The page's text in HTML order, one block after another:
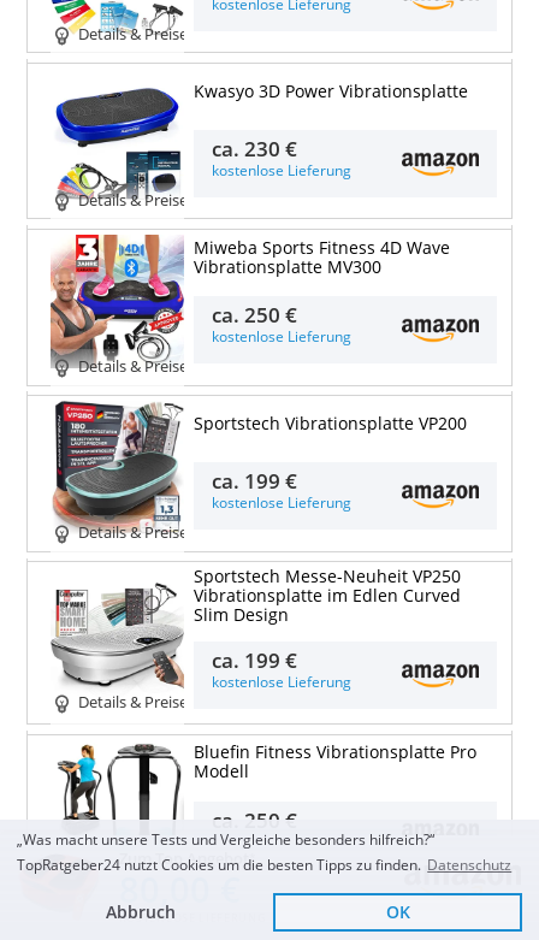
Zum Top Angebot
KOSTENLOSE LIEFERUNG
Details & Preise
kostenlose Lieferung
Details & Preise
Kwasyo 3D Power Vibrationsplatte
ca.230 €
kostenlose Lieferung
Details & Preise
Miweba Sports Fitness 4D Wave
Vibrationsplatte MV300
ca.250 €
kostenlose Lieferung
Details & Preise
Sportstech Vibrationsplatte VP200
ca. 199 €
kostenlose Lieferung
Details & Preise
Sportstech Messe-Neuheit VP250
Vibrationsplatte im Edlen Curved
Slim Design
ca. 199 €
kostenlose Lieferung
Details & Preise
Bluefin Fitness Vibrationsplatte Pro
Modell
ca. 250 €
kostenlose Lieferung
skandika 4D Vibrationsplatte V2000
„Was macht unsere Tests und Vergleiche besonders hilfreich?“
TopRatgeber24 nutzt Cookies um die besten Tipps zu finden. Datenschutz
Abbruch OK